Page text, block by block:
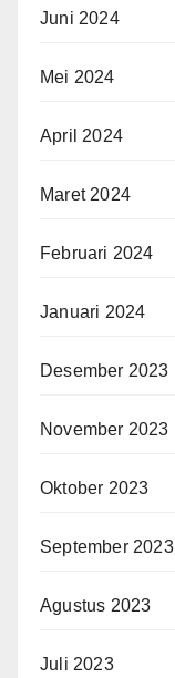
Juni 2024
Mei 2024
April 2024
Maret 2024
Februari 2024
Januari 2024
Desember 2023
November 2023
Oktober 2023
September 2023
Agustus 2023
Juli 2023